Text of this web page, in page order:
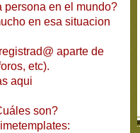
persona en el mundo?
en esa situacion
aparte de
etc).
aqui
son?